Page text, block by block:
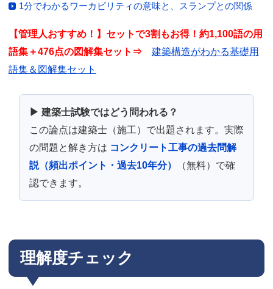
1分でわかるワーカビリティの意味と、スランプとの関係
【管理人おすすめ！】セットで3割もお得！約1,100語の用
語集＋476点の図解集セット⇒ 建築構造がわかる基礎用
語集＆図解集セット
▶ 建築士試験ではどう問われる？
この論点は建築士（施工）で出題されます。実際
の問題と解き方は コンクリート工事の過去問解
説（頻出ポイント・過去10年分）
（無料）で確
認できます。
理解度チェック